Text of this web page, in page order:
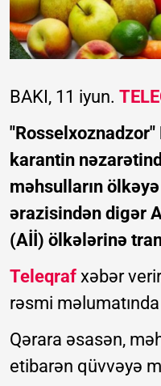
BAKI, 11 iyun.
karantin
məhsulların
ərazisindən digər
(Aİİ) ölkələrinə
Teleqraf xəbər
rəsmi
Qərara əsasən,
etibarən qüvvəyə